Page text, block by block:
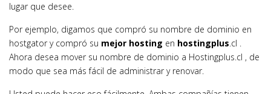
lugar que desee.
Por ejemplo, digamos que compró su nombre de dominio en
hostgator y compró su mejor hosting en hostingplus.cl .
Ahora desea mover su nombre de dominio a Hostingplus.cl , de
modo que sea más fácil de administrar y renovar.